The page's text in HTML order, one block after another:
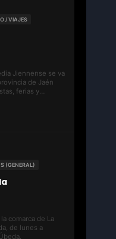
/ VIAJES
Jiennense se va
de Jaén
ferias y
(GENERAL)
comarca de La
de lunes a